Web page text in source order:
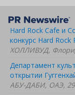
Hard Rock Cafe и
конкурс Hard
ХОЛЛИВУД,
Департамент
открытии
АБУ-ДАБИ, ОАЭ, 29